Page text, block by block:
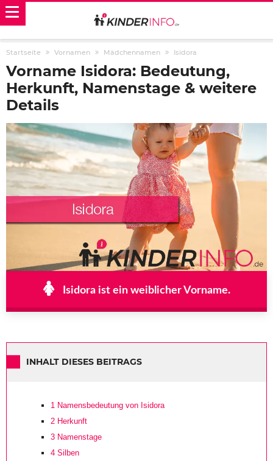
Startseite Vornamen Mädchennamen Isidora
Vorname Isidora: Bedeutung,
Herkunft, Namenstage & weitere
Details
Isidora ist ein weiblicher Vorname.
INHALT DIESES BEITRAGS
1 Namensbedeutung von Isidora
2 Herkunft
3 Namenstage
4 Silben